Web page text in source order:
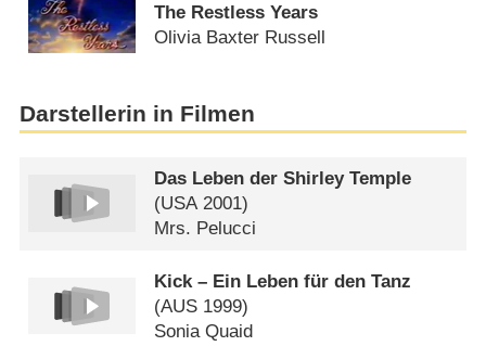
The Restless Years
Olivia Baxter Russell
Darstellerin in Filmen
Das Leben der Shirley Temple
(USA2001)
Mrs. Pelucci
Kick – Ein Leben für den Tanz
(AUS 1999)
Sonia Quaid